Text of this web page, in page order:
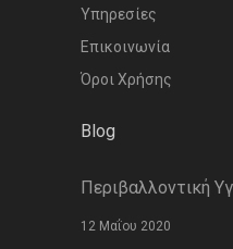
Υπηρεσίες
Επικοινωνία
Όροι Χρήσης
Blog
Περιβαλλοντική
12 Μαΐου 2020